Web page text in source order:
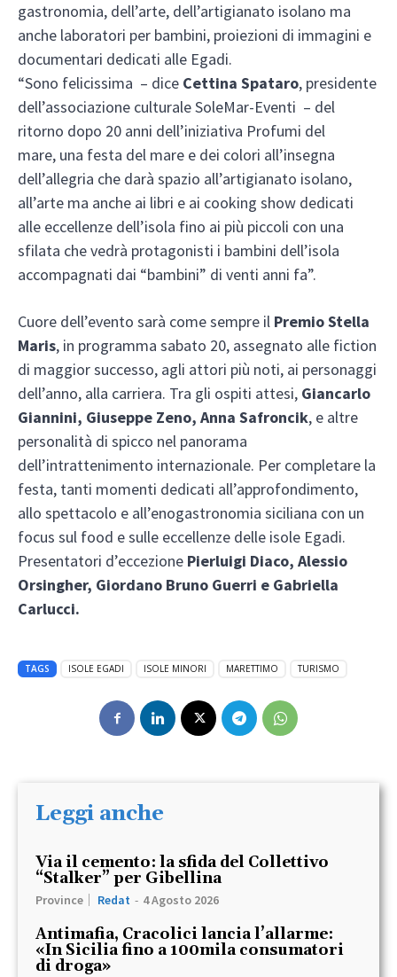
gastronomia, dell’arte, dell’artigianato isolano ma
anche laboratori per bambini, proiezioni di immagini e
documentari dedicati alle Egadi.
“Sono felicissima – dice Cettina Spataro, presidente
dell’associazione culturale SoleMar-Eventi – del
ritorno dopo 20 anni dell’iniziativa Profumi del
mare, una festa del mare e dei colori all’insegna
dell’allegria che darà spazio all’artigianato isolano,
all’arte ma anche ai libri e ai cooking show dedicati
alle eccellenze dell’isola fino ai più piccoli con una
sfilata che vedrà protagonisti i bambini dell’isola
accompagnati dai “bambini” di venti anni fa”.
Cuore dell’evento sarà come sempre il Premio Stella
Maris, in programma sabato 20, assegnato alle fiction
di maggior successo, agli attori più noti, ai personaggi
dell’anno, alla carriera. Tra gli ospiti attesi, Giancarlo
Giannini, Giuseppe Zeno, Anna Safroncik, e altre
personalità di spicco nel panorama
dell’intrattenimento internazionale. Per completare la
festa, tanti momenti dedicati all’approfondimento,
allo spettacolo e all’enogastronomia siciliana con un
focus sul food e sulle eccellenze delle isole Egadi.
Presentatori d’eccezione Pierluigi Diaco, Alessio
Orsingher, Giordano Bruno Guerri e Gabriella
Carlucci.
TAGS ISOLE EGADI ISOLE MINORI MARETTIMO TURISMO
Leggi anche
Via il cemento: la sfida del Collettivo
“Stalker” per Gibellina
Province Redat - 4 Agosto 2026
Antimafia, Cracolici lancia l’allarme:
«In Sicilia fino a 100mila consumatori
di droga»